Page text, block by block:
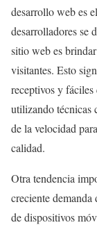
desarrollo web es
desarrolladores se
sitio web es
visitantes. Esto
receptivos y fáciles
utilizando técnicas
de la velocidad
calidad.
Otra tendencia
creciente
de dispositivos